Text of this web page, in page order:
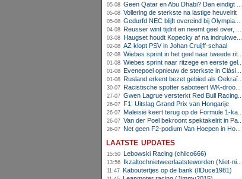
05-08 Geen Qatar en Abu Dhabi? Dan eindigt Formule 1-seizoen mogelijk in Europa
05-08 Vollering de sterkste na lastige heuvelrit
05-08 Gedurfd NEC blijft overeind bij Olympiakos
04-08 Reusser wint tijdrit en neemt geel over, Nooijen knap tweede
03-08 Haugset houdt Kopecky af na indrukwekkende solo van 86 kilometer
02-08 AZ klopt PSV in Johan Cruijff-schaal
02-08 Wiebes sprint in het geel naar tweede ritzege
01-08 Wiebes sprint naar ritzege en eerste gele trui in Tour Femmes
01-08 Evenepoel opnieuw de sterkste in Clásica San Sebastián
01-08 Rusland erkent bezet gebied als Oekraïens voor opheffing IOC-schorsing
30-07 Racistische spotter saboteert WK-droom van powerliftster
27-07 Gwen Lagrue versterkt Red Bull Racing vanaf 2027
26-07 F1: Uitslag Grand Prix van Hongarije
26-07 Maleisië keert terug op de Formule 1-kalender in 2026
26-07 Van der Poel bekroont spektakelrit in Parijs met nipte zege; eindzege Pogacar
26-07 Net geen F2-podium Van Hoepen in Hongarije, Leon maakt indruk
laatste updates
15:50 Lebowski Racing (chilco666)
13:56 Ikzaltochnietweerlaatsteworden (Niet-niels)
11:47 Kaboutertjes op de bank (IlDuce1981)